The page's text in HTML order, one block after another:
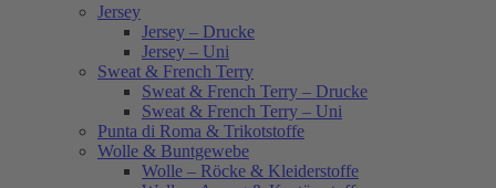
Jersey
Jersey – Drucke
Jersey – Uni
Sweat & French Terry
Sweat & French Terry – Drucke
Sweat & French Terry – Uni
Punta di Roma & Trikotstoffe
Wolle & Buntgewebe
Wolle – Röcke & Kleiderstoffe